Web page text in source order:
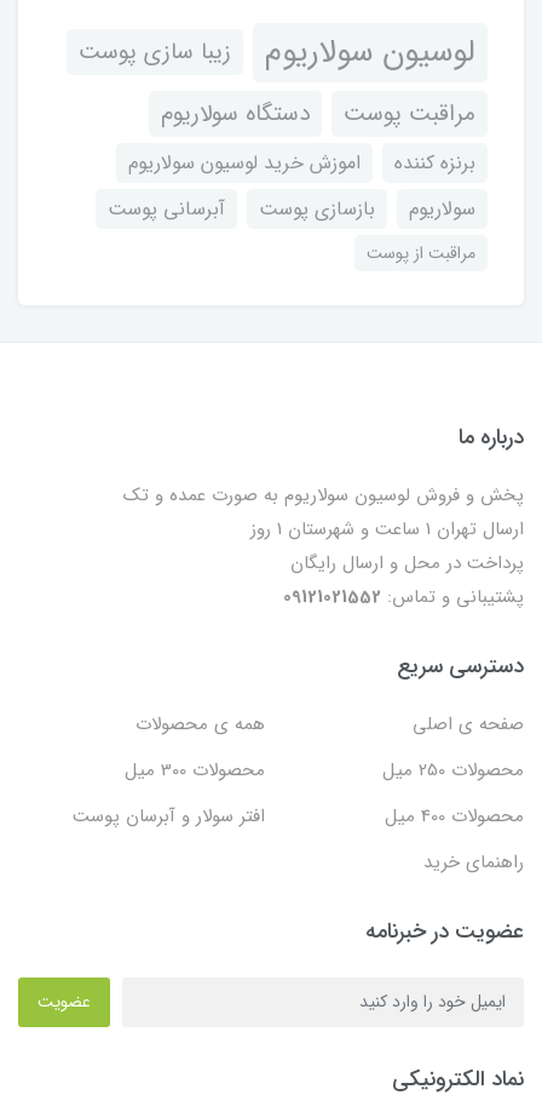
لوسیون سولاریوم
زیبا سازی پوست
مراقبت پوست
دستگاه سولاریوم
برنزه کننده
اموزش خرید لوسیون سولاریوم
سولاریوم
بازسازی پوست آبرسانی پوست
مراقبت از پوست
درباره ما
پخش و فروش لوسیون سولاریوم به صورت عمده و تک
ارسال تهران 1 ساعت و شهرستان 1 روز
پرداخت در محل و ارسال رایگان
پشتیبانی و تماس: 09121021552
دسترسی سریع
صفحه ی اصلی
همه ی محصولات
محصولات 250 میل
محصولات 300 میل
محصولات 400 میل
افتر سولار و آبرسان پوست
راهنمای خرید
عضویت در خبرنامه
عضویت
نماد الکترونیکی